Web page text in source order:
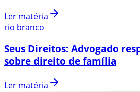
Ler matéria
rio branco
Seus Direitos: Advogado
sobre direito de família
Ler matéria